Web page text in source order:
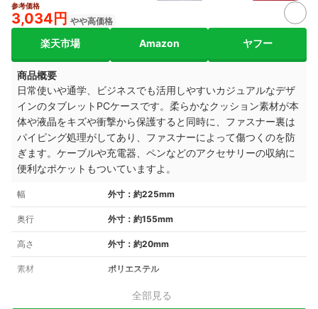
参考価格
3,034円 やや高価格
楽天市場 Amazon ヤフー
商品概要
日常使いや通学、ビジネスでも活用しやすいカジュアルなデザ
インのタブレットPCケースです。柔らかなクッション素材が本
体や液晶をキズや衝撃から保護すると同時に、ファスナー裏は
パイピング処理がしてあり、ファスナーによって傷つくのを防
ぎます。ケーブルや充電器、ペンなどのアクセサリーの収納に
便利なポケットもついていますよ。
幅 外寸：約225mm
奥行 外寸：約155mm
高さ 外寸：約20mm
素材 ポリエステル
全部見る